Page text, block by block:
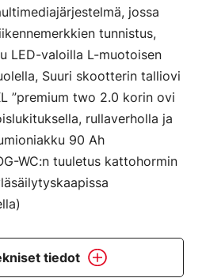
jossa
tunnistus,
LED-valoilla L-muotoisen
Suuri skootterin talliovi
”premium two 2.0 korin ovi
rullaverholla ja
90 Ah
WC:n tuuletus kattohormin
tiedot